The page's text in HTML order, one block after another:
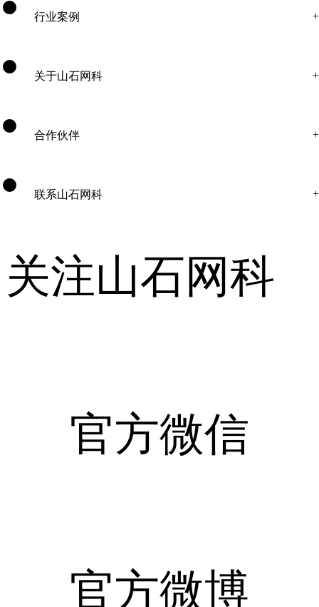
行业案例
关于山石网科
合作伙伴
联系山石网科
关注山石网科
官方微信
官方微博